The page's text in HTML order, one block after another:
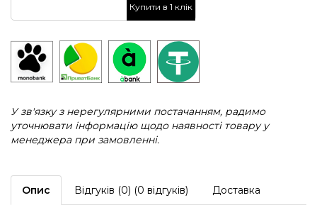
Купити в 1 клік
У зв'язку з нерегулярними постачанням, радимо
уточнювати інформацію щодо наявності товару у
менеджера при замовленні.
Опис Відгуків (0) (0 відгуків) Доставка